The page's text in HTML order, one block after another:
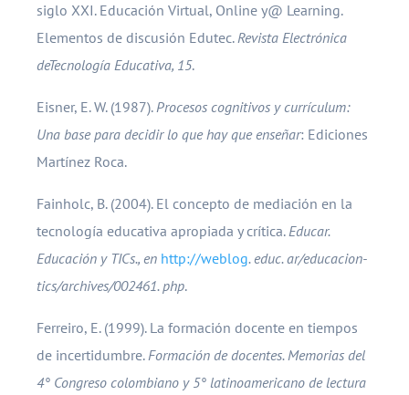
siglo XXI. Educación Virtual, Online y@ Learning.
Elementos de discusión Edutec.Revista Electrónica
deTecnología Educativa, 15.
Eisner, E. W. (1987).Procesos cognitivos y currículum:
Una base para decidir lo que hay que enseñar: Ediciones
Martínez Roca.
Fainholc, B. (2004). El concepto de mediación en la
tecnología educativa apropiada y crítica.Educar.
Educación y TICs., en http://weblog. educ. ar/educacion-
tics/archives/002461. php.
Ferreiro, E. (1999). La formación docente en tiempos
de incertidumbre.Formación de docentes. Memorias del
4° Congreso colombiano y 5° latinoamericano de lectura